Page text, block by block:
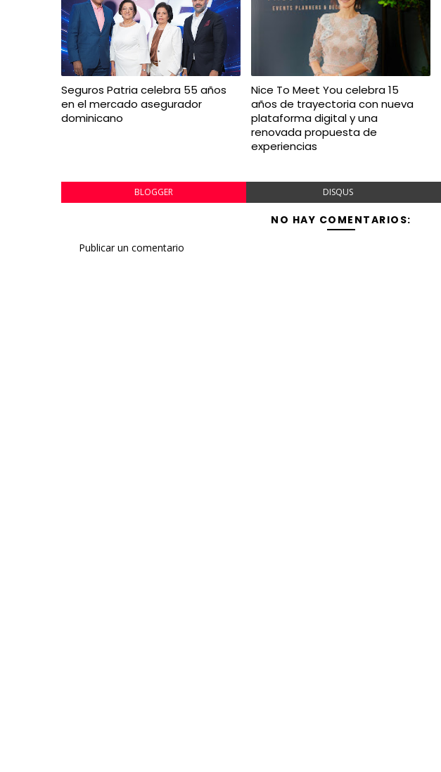
Seguros Patria celebra 55 años
en el mercado asegurador
dominicano
Nice To Meet You celebra 15
años de trayectoria con nueva
plataforma digital y una
renovada propuesta de
experiencias
BLOGGER DISQUS
NO HAY COMENTARIOS:
Publicar un comentario